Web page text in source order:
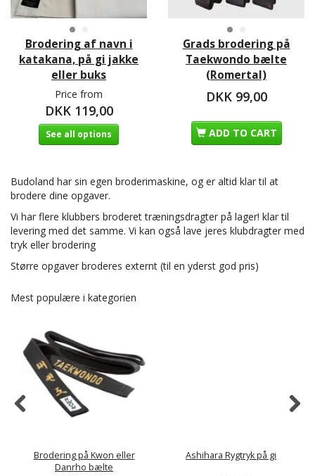
Brodering af navn i
katakana, på gi jakke
eller buks
Price from
DKK 119,00
See all options
Grads brodering på
Taekwondo bælte
(Romertal)
DKK 99,00
ADD TO CART
Budoland har sin egen broderimaskine, og er altid klar til at
brodere dine opgaver.
Vi har flere klubbers broderet træningsdragter på lager! klar til
levering med det samme. Vi kan også lave jeres klubdragter med
tryk eller brodering
Større opgaver broderes externt (til en yderst god pris)
Mest populære i kategorien
Brodering på Kwon eller
Danrho bælte
Ashihara Rygtryk på gi